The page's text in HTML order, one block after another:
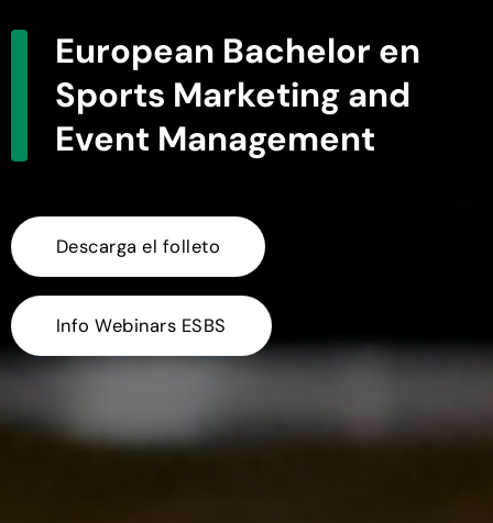
European Bachelor en
Sports Marketing and
Event Management
Descarga el folleto
Info Webinars ESBS